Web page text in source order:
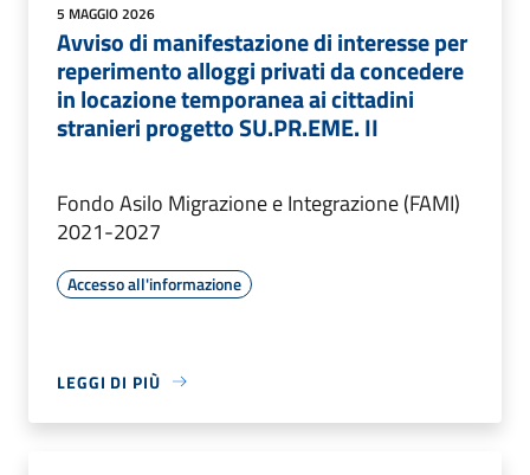
5 MAGGIO 2026
Avviso di manifestazione di interesse per
reperimento alloggi privati da concedere
in locazione temporanea ai cittadini
stranieri progetto SU.PR.EME. II
Fondo Asilo Migrazione e Integrazione (FAMI)
2021-2027
Accesso all'informazione
LEGGI DI PIÙ